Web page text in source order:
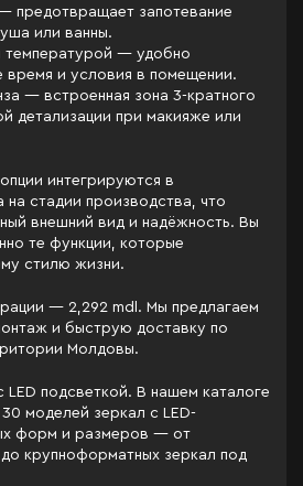
предотвращает запотевание
или ванны.
температурой — удобно
время и условия в помещении.
— встроенная зона 3-кратного
детализации при макияже или
интегрируются в
на стадии производства, что
внешний вид и надёжность. Вы
те функции, которые
стилю жизни.
— 2,292 mdl. Мы предлагаем
и быструю доставку по
Молдовы.
LED подсветкой. В нашем каталоге
моделей зеркал с LED-
форм и размеров — от
крупноформатных зеркал под